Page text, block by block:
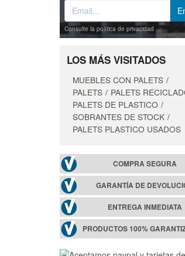
Consulte la política de privacidad
LOS MÁS VISITADOS
MUEBLES CON PALETS
PALETS
PALETS
PALETS DE PLASTICO
SOBRANTES DE STOCK
PALETS PLASTICO USADOS
COMPRA SEGURA
GARANTÍA DE
ENTREGA INMEDIATA
PRODUCTOS 100%